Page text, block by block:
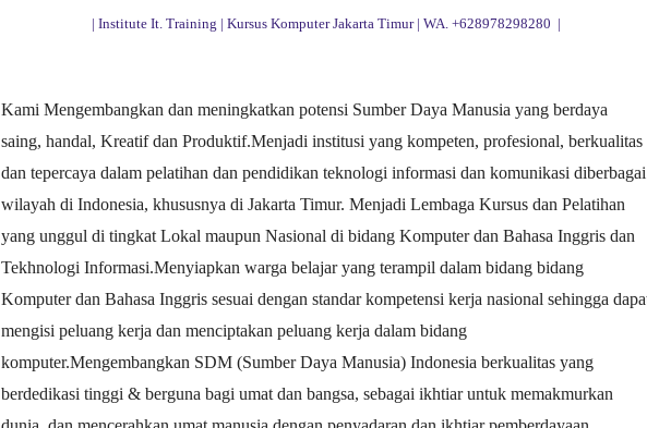
| Institute It. Training | Kursus Komputer Jakarta Timur | WA. +628978298280 |
Kami Mengembangkan dan meningkatkan potensi Sumber Daya Manusia yang berdaya
saing, handal, Kreatif dan Produktif.Menjadi institusi yang kompeten, profesional, berkualitas
dan tepercaya dalam pelatihan dan pendidikan teknologi informasi dan komunikasi diberbagai
wilayah di Indonesia, khususnya di Jakarta Timur. Menjadi Lembaga Kursus dan Pelatihan
yang unggul di tingkat Lokal maupun Nasional di bidang Komputer dan Bahasa Inggris dan
Tekhnologi Informasi.Menyiapkan warga belajar yang terampil dalam bidang bidang
Komputer dan Bahasa Inggris sesuai dengan standar kompetensi kerja nasional sehingga
mengisi peluang kerja dan menciptakan peluang kerja dalam bidang
komputer.Mengembangkan SDM (Sumber Daya Manusia) Indonesia berkualitas yang
berdedikasi tinggi & berguna bagi umat dan bangsa, sebagai ikhtiar untuk memakmurkan